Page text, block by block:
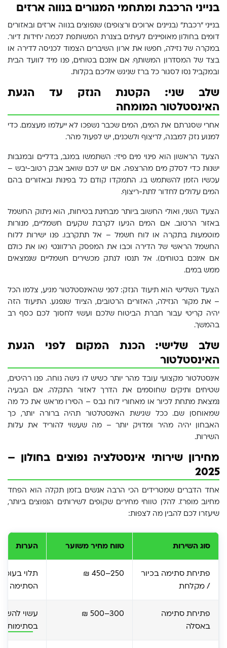
בנייני הרכבת ומתחמי המגורים בנווה ארזים
בנייני "רכבת" (בניינים ארוכים ורצופים) שנפוצים בנווה ארזים ובאזורים
דומים בחולון מאופיינים לעיתים בצנרת המשותפת לכמה יחידות דיור.
במקרה של נזילה, חפשו את ארון השיברים הצמוד לכניסה לדירה או
בצד של המסדרון המשותף. אם אינכם בטוחים, פנו מיד לוועד הבית
ובמקביל נסו לסגור כל ברז שניגש אליכם בקלות.
שלב שני: הקטנת הנזק עד הגעת
האינסטלטור המומחה
אחרי שסגרתם את המים, המים שכבר נשפכו לא ייעלמו מעצמם. כדי
למנוע נזק למבנה, לריצוף ולשכנים, יש לפעול מהר.
הצעד הראשון הוא פינוי מים פיזי: השתמשו במגב, בדליים ובמגבות
ישנות כדי לסלק מים מהרצפה. אם יש לכם שואב אבק רטוב-יבש –
עכשיו הזמן להשתמש בו. התמקדו קודם כל בפינות ובאזורים בהם
המים עלולים לחדור לתת-ריצוף.
הצעד השני, ואולי החשוב ביותר מבחינת בטיחות, הוא ניתוק החשמל
באזור הרטוב. אם המים הגיעו לקרבת שקעים חשמליים, מנורות
מוטמעות בתקרה או לוח חשמל – אל תתקרבו. פנו ישירות ללוח
החשמל הראשי של הדירה וכבו את המפסק הרלוונטי (או את כולם
אם אינכם בטוחים). אל תנסו לנתק מכשירים חשמליים שנמצאים
ממש במים.
הצעד השלישי הוא תיעוד הנזק: לפני שהאינסטלטור מגיע, צלמו הכל
– את מקור הנזילה, האזורים הרטובים, הציוד שנפגע. התיעוד הזה
יהיה קריטי עבור חברת הביטוח שלכם ועשוי לחסוך לכם כסף רב
בהמשך.
שלב שלישי: הכנת המקום לפני הגעת
האינסטלטור
אינסטלטור מקצועי עובד מהר יותר כשיש לו גישה נוחה. פנו רהיטים,
שטיחים ותיקים שחוסמים את הדרך לאזור התקלה. אם הבעיה
נמצאת מתחת לכיור או מאחורי לוח גבס – הסירו מראש את כל מה
שמאוחסן שם. ככל שגישת האינסטלטור תהיה ברורה יותר, כך
האבחון יהיה מהיר ומדויק יותר – מה שעשוי להוריד את עלות
השירות.
מחירון שירותי אינסטלציה נפוצים בחולון –
2025
אחד הדברים שמטרידים הכי הרבה אנשים בזמן תקלה הוא הפחד
מחיוב מופרז. להלן טווחי מחירים שקופים לשירותים הנפוצים ביותר,
שיעזרו לכם להבין מה לצפות:
סוג השירות טווח מחיר משוער הערות
פתיחת סתימה בכיור
/ מקלחת
250–450 ₪
תלוי
הסתימה
פתיחת סתימה
באסלה
300–500 ₪
עשוי
בסתימות